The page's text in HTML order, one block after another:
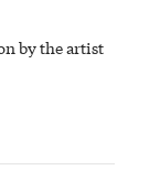
by the artist